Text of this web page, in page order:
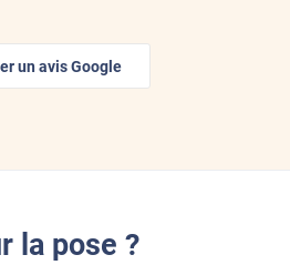
Deuxième fois que je commande chez
un avis Google
la pose ?